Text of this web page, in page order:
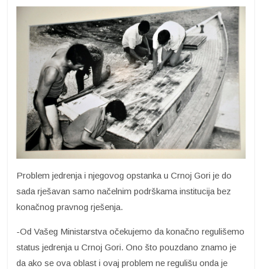
Problem jedrenja i njegovog opstanka u Crnoj Gori je do
sada rješavan samo načelnim podrškama institucija bez
konačnog pravnog rješenja.
-Od Vašeg Ministarstva očekujemo da konačno regulišemo
status jedrenja u Crnoj Gori. Ono što pouzdano znamo je
da ako se ova oblast i ovaj problem ne regulišu onda je